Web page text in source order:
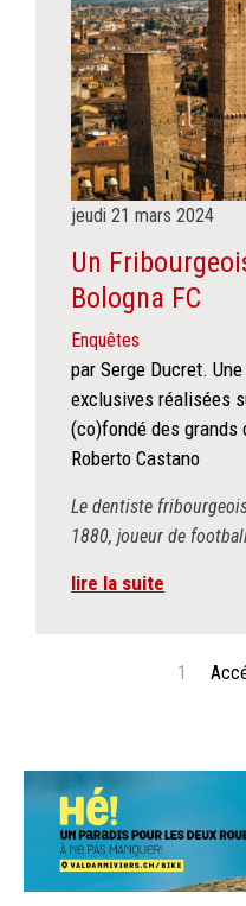
jeudi 21 mars 2024
Un
Bologna FC
Enquêtes
par Serge Ducret.
exclusives réalisées
(co)fondé des grands
Roberto Castano
Le dentiste
1880, joueur de
lire la suite
1